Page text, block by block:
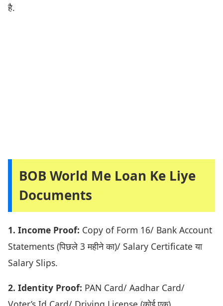
है.
BOB World Me Loan Ke Liye
Documents
1. Income Proof: Copy of Form 16/ Bank Account
Statements (पिछले 3 महीने का)/ Salary Certificate या
Salary Slips.
2. Identity Proof: PAN Card/ Aadhar Card/